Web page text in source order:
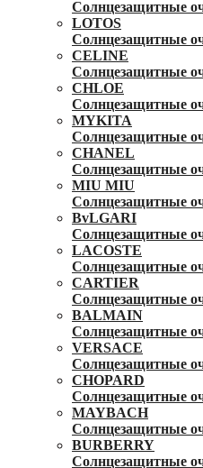
Солнцезащитные
LOTOS
Солнцезащитные
CELINE
Солнцезащитные
CHLOE
Солнцезащитные
MYKITA
Солнцезащитные
CHANEL
Солнцезащитные
MIU MIU
Солнцезащитные
BvLGARI
Солнцезащитные
LACOSTE
Солнцезащитные
CARTIER
Солнцезащитные
BALMAIN
Солнцезащитные
VERSACE
Солнцезащитные
CHOPARD
Солнцезащитные
MAYBACH
Солнцезащитные
BURBERRY
Солнцезащитные